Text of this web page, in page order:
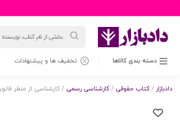
محصولات
دسته بندی کالاها تخفیف ها و پیشنهادات
دادبازار /کتاب حقوقی /کارشناسی رسمی / کارشناسی از منظر